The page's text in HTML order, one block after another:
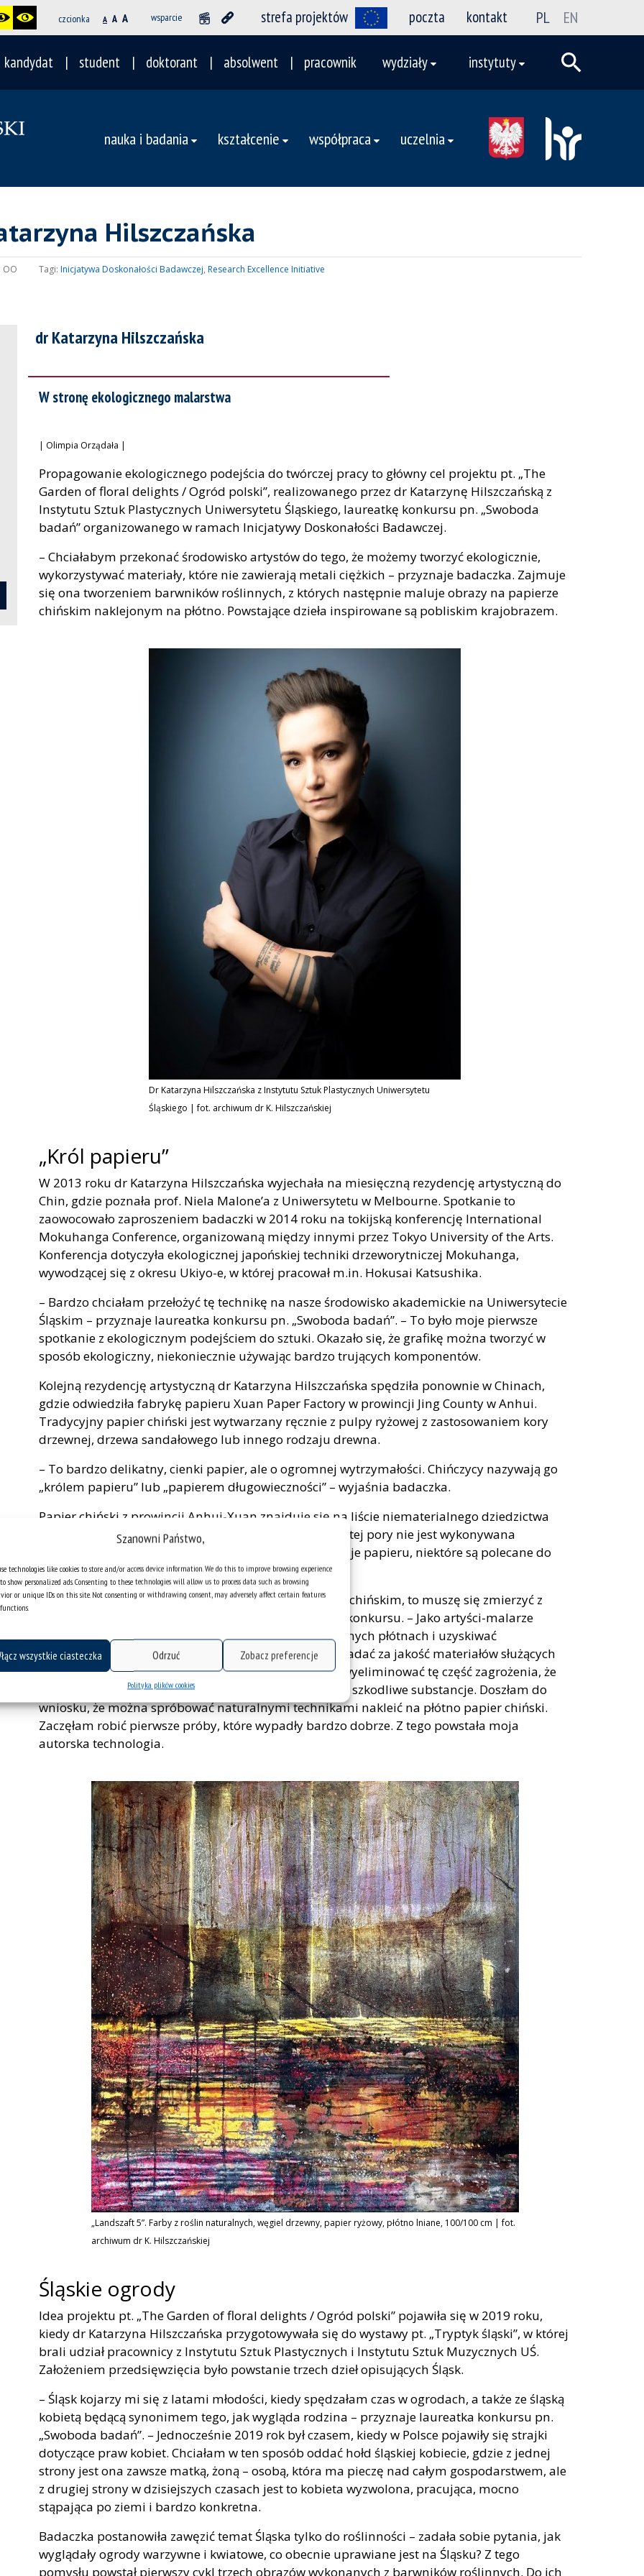
Szanowni Państwo,
technologies like cookies to store and/or access device information. We do this to improve browsing experience
show personalized ads. Consenting to these technologies will allow us to process data such as browsing
or unique IDs on this site. Not consenting or withdrawing consent, may adversely affect certain features
wszystkie ciasteczka Odrzuć Zobacz preferencje
Polityka plików cookies
czcionka A A A wsparcie strefa projektów poczta kontakt PL EN
kandydat student doktorant absolwent pracownik wydziały instytuty
nauka i badania kształcenie współpraca uczelnia
Hilszczańska
OO Tagi: Inicjatywa Doskonałości Badawczej, Research Excellence Initiative
dr Katarzyna Hilszczańska
W stronę ekologicznego malarstwa
| Olimpia Orządała |
Propagowanie ekologicznego podejścia do twórczej pracy to główny cel projektu pt. „The
Garden of floral delights / Ogród polski”, realizowanego przez dr Katarzynę Hilszczańską z
Instytutu Sztuk Plastycznych Uniwersytetu Śląskiego, laureatkę konkursu pn. „Swoboda
badań” organizowanego w ramach Inicjatywy Doskonałości Badawczej.
– Chciałabym przekonać środowisko artystów do tego, że możemy tworzyć ekologicznie,
wykorzystywać materiały, które nie zawierają metali ciężkich – przyznaje badaczka. Zajmuje
się ona tworzeniem barwników roślinnych, z których następnie maluje obrazy na papierze
chińskim naklejonym na płótno. Powstające dzieła inspirowane są pobliskim krajobrazem.
Dr Katarzyna Hilszczańska z Instytutu Sztuk Plastycznych Uniwersytetu
Śląskiego | fot. archiwum dr K. Hilszczańskiej
„Król papieru”
W 2013 roku dr Katarzyna Hilszczańska wyjechała na miesięczną rezydencję artystyczną do
Chin, gdzie poznała prof. Niela Malone’a z Uniwersytetu w Melbourne. Spotkanie to
zaowocowało zaproszeniem badaczki w 2014 roku na tokijską konferencję International
Mokuhanga Conference, organizowaną między innymi przez Tokyo University of the Arts.
Konferencja dotyczyła ekologicznej japońskiej techniki drzeworytniczej Mokuhanga,
wywodzącej się z okresu Ukiyo-e, w której pracował m.in. Hokusai Katsushika.
– Bardzo chciałam przełożyć tę technikę na nasze środowisko akademickie na Uniwersytecie
Śląskim – przyznaje laureatka konkursu pn. „Swoboda badań”. – To było moje pierwsze
spotkanie z ekologicznym podejściem do sztuki. Okazało się, że grafikę można tworzyć w
sposób ekologiczny, niekoniecznie używając bardzo trujących komponentów.
Kolejną rezydencję artystyczną dr Katarzyna Hilszczańska spędziła ponownie w Chinach,
gdzie odwiedziła fabrykę papieru Xuan Paper Factory w prowincji Jing County w Anhui.
Tradycyjny papier chiński jest wytwarzany ręcznie z pulpy ryżowej z zastosowaniem kory
drzewnej, drzewa sandałowego lub innego rodzaju drewna.
– To bardzo delikatny, cienki papier, ale o ogromnej wytrzymałości. Chińczycy nazywają go
„królem papieru” lub „papierem długowieczności” – wyjaśnia badaczka.
Papier chiński z prowincji Anhui-Xuan znajduje się na liście niematerialnego dziedzictwa
kulturowego UNESCO. Produkcja jednej ryzy, która do tej pory nie jest wykonywana
maszynowo, trwa około dwóch lat. Istnieją różne rodzaje papieru, niektóre są polecane do
technik suchych, inne do mokrych.
– Pomyślałam, że jeśli chcę zrobić projekt na papierze chińskim, to muszę się zmierzyć z
technologicznymi wyzwaniami – przyznaje laureatka konkursu. – Jako artyści-malarze
możemy malować na płótnach czy nawet zagruntowanych płótnach i uzyskiwać
odpowiednie barwy, ale nie jesteśmy w stanie odpowiadać za jakość materiałów służących
do gruntowania samego surowego płótna. Chciałam wyeliminować tę część zagrożenia, że
farba pokrywająca pierwszą warstwę będzie zawierała szkodliwe substancje. Doszłam do
wniosku, że można spróbować naturalnymi technikami nakleić na płótno papier chiński.
Zaczęłam robić pierwsze próby, które wypadły bardzo dobrze. Z tego powstała moja
autorska technologia.
„Landszaft 5”. Farby z roślin naturalnych, węgiel drzewny, papier ryżowy, płótno lniane, 100/100 cm | fot.
archiwum dr K. Hilszczańskiej
Śląskie ogrody
Idea projektu pt. „The Garden of floral delights / Ogród polski” pojawiła się w 2019 roku,
kiedy dr Katarzyna Hilszczańska przygotowywała się do wystawy pt. „Tryptyk śląski”, w której
brali udział pracownicy z Instytutu Sztuk Plastycznych i Instytutu Sztuk Muzycznych UŚ.
Założeniem przedsięwzięcia było powstanie trzech dzieł opisujących Śląsk.
– Śląsk kojarzy mi się z latami młodości, kiedy spędzałam czas w ogrodach, a także ze śląską
kobietą będącą synonimem tego, jak wygląda rodzina – przyznaje laureatka konkursu pn.
„Swoboda badań”. – Jednocześnie 2019 rok był czasem, kiedy w Polsce pojawiły się strajki
dotyczące praw kobiet. Chciałam w ten sposób oddać hołd śląskiej kobiecie, gdzie z jednej
strony jest ona zawsze matką, żoną – osobą, która ma pieczę nad całym gospodarstwem, ale
z drugiej strony w dzisiejszych czasach jest to kobieta wyzwolona, pracująca, mocno
stąpająca po ziemi i bardzo konkretna.
Badaczka postanowiła zawęzić temat Śląska tylko do roślinności – zadała sobie pytania, jak
wyglądały ogrody warzywne i kwiatowe, co obecnie uprawiane jest na Śląsku? Z tego
pomysłu powstał pierwszy cykl trzech obrazów wykonanych z barwników roślinnych. Do ich